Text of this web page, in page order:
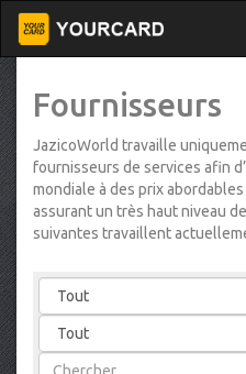
Fournisseurs
JazicoWorld travaille
fournisseurs de services afin
mondiale à des prix
assurant un très haut niveau
suivantes travaillent